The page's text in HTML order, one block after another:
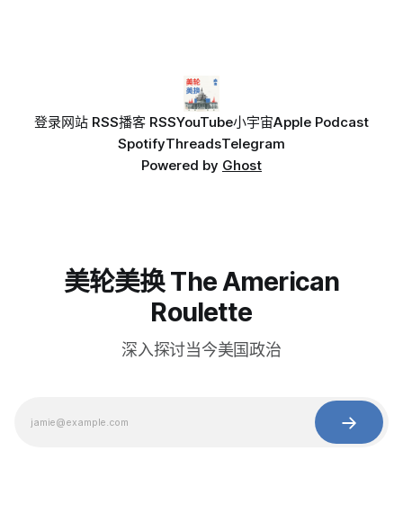
登录网站 RSS播客 RSSYouTube小宇宙Apple Podcast
SpotifyThreadsTelegram
Powered by Ghost
美轮美换 The American
Roulette
深入探讨当今美国政治